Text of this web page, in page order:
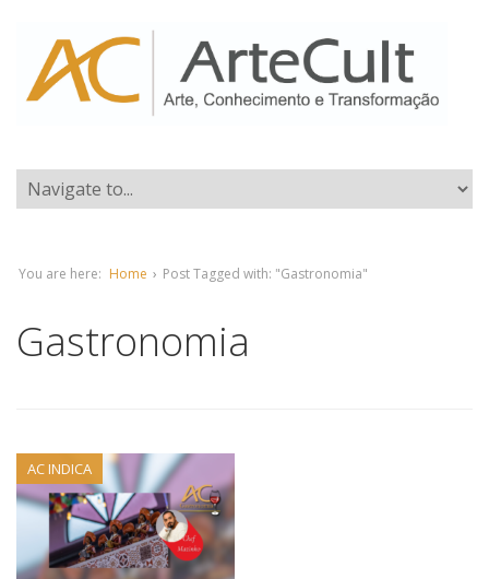
You are here: Home › Post Tagged with: "Gastronomia"
Gastronomia
AC INDICA